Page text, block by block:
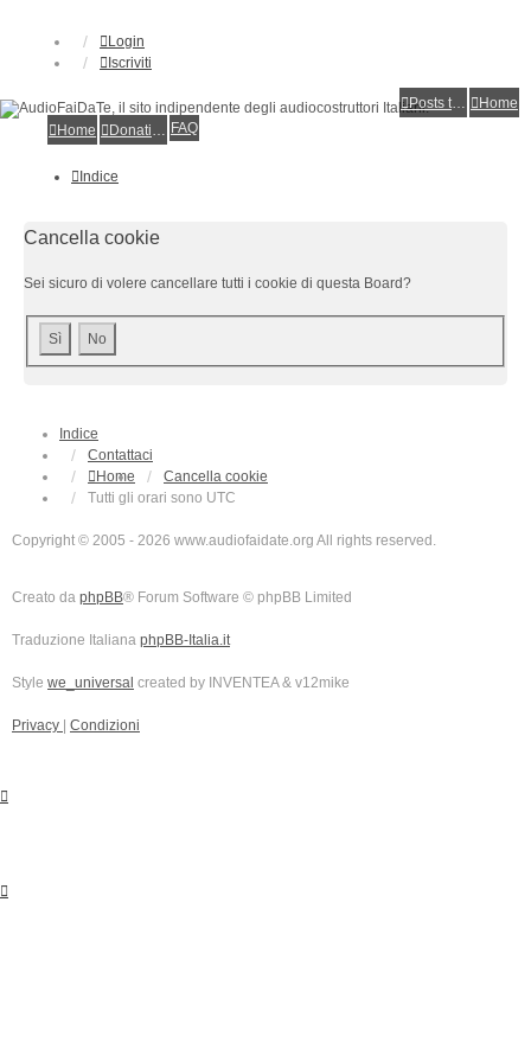
Login
Iscriviti
Posts toplist
Home
Home
Donations FAQ
Indice
Cancella cookie
Sei sicuro di volere cancellare tutti i cookie di questa Board?
Indice
Contattaci
Home
Cancella cookie
Tutti gli orari sono UTC
Copyright © 2005 - 2026 www.audiofaidate.org All rights reserved.
Creato da phpBB® Forum Software © phpBB Limited
Traduzione Italiana phpBB-Italia.it
Style we_universal created by INVENTEA & v12mike
Privacy | Condizioni